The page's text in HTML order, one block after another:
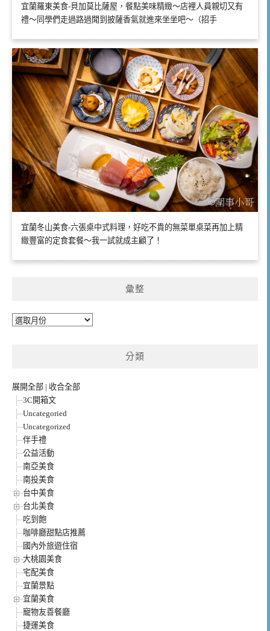
宜蘭羅東美食-貝加莫比薩屋，餐點美味精緻～店裡人員親切又有
禮～同學們走過路過聞到披薩香氣就進來坐坐吧～（招手
宜蘭冬山美食-六張桌中式料理，好吃不貴的無菜單桌菜再加上精
緻豐富的定食套餐～我一試就成主顧了！
彙整
彙
分類
展開全部 | 收合全部
3C開箱文
Uncategoried
Uncategorized
伴手禮
公益活動
南亞美食
南投美食
台中美食
台北美食
吃到飽
咖啡廳甜點店推薦
國內外旅遊住宿
大桃園美食
宅配美食
宜蘭景點
宜蘭美食
寵物友善餐廳
捷運美食